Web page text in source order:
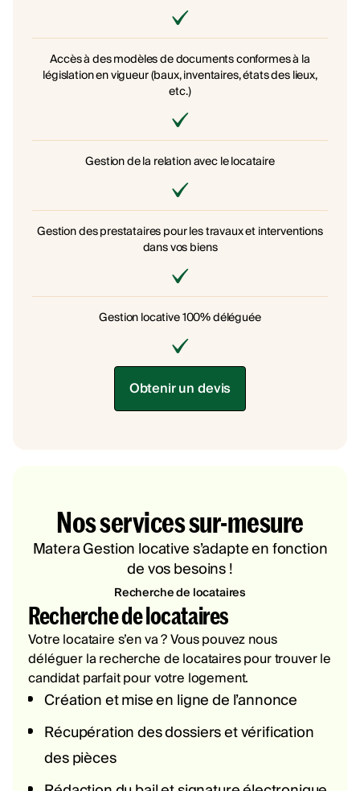
Accès à des modèles de documents conformes à la
législation en vigueur (baux, inventaires, états des lieux,
etc.)
Gestion de la relation avec le locataire
Gestion des prestataires pour les travaux et interventions
dans vos biens
Gestion locative 100% déléguée
Obtenir un devis
Nos services sur-mesure
Matera Gestion locative s’adapte en fonction
de vos besoins !
Recherche de locataires
Recherche de locataires
Votre locataire s’en va ? Vous pouvez nous
déléguer la recherche de locataires pour trouver le
candidat parfait pour votre logement.
Création et mise en ligne de l’annonce
Récupération des dossiers et vérification
des pièces